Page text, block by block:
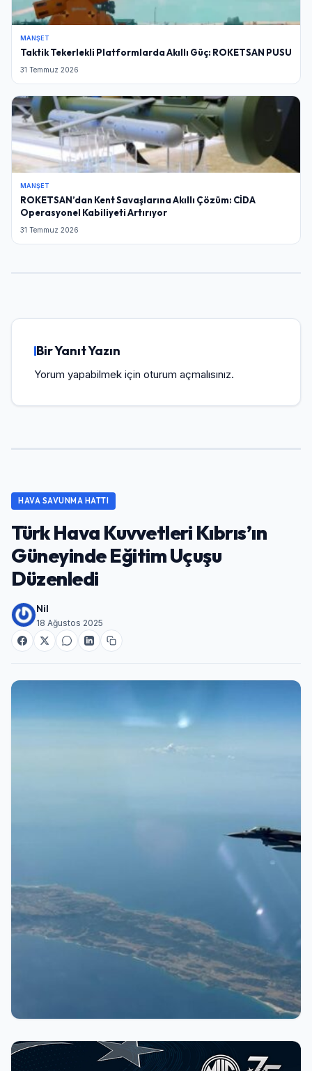
MANŞET
Taktik Tekerlekli Platformlarda Akıllı Güç: ROKETSAN PUSU
31 Temmuz 2026
MANŞET
ROKETSAN’dan Kent Savaşlarına Akıllı Çözüm: CİDA
Operasyonel Kabiliyeti Artırıyor
31 Temmuz 2026
Bir Yanıt Yazın
Yorum yapabilmek için oturum açmalısınız.
HAVA SAVUNMA HATTI
Türk Hava Kuvvetleri Kıbrıs’ın
Güneyinde Eğitim Uçuşu
Düzenledi
Nil
18 Ağustos 2025